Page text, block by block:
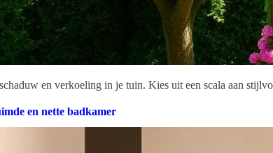
en verkoeling in je tuin. Kies uit een scala aan
en nette badkamer